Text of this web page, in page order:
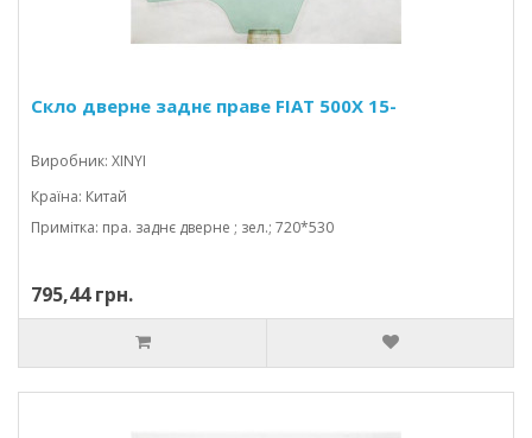
Скло дверне заднє праве FIAT 500X 15-
Виробник: XINYI
Країна: Китай
Примітка: пра. заднє дверне ; зел.; 720*530
795,44 грн.